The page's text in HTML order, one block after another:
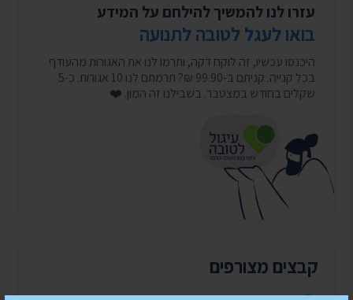
עזרו לנו להמשיך להילחם על המידע
בואו לעגל לטובה לתנועה
היכנסו עכשיו, זה לוקח דקה, ותרמו לנו את האגורות מהעודף
בכל קנייה. קניתם ב-99.90 ₪? תרמתם לנו 10 אגורות. כ-5
שקלים בחודש במצטבר. בשבילנו זה המון. ❤️
קבצים מצורפים